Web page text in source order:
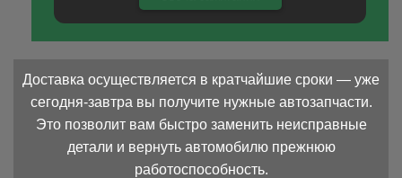
Доставка осуществляется в кратчайшие сроки — уже
сегодня-завтра вы получите нужные автозапчасти.
Это позволит вам быстро заменить неисправные
детали и вернуть автомобилю прежнюю
работоспособность.